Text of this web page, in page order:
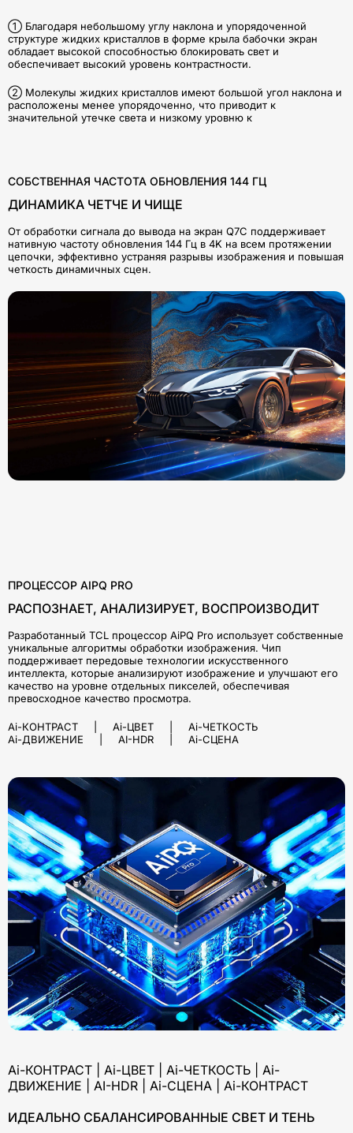
① Благодаря небольшому углу наклона и упорядоченной
структуре жидких кристаллов в форме крыла бабочки экран
обладает высокой способностью блокировать свет и
обеспечивает высокий уровень контрастности.
② Молекулы жидких кристаллов имеют большой угол наклона и
расположены менее упорядоченно, что приводит к
значительной утечке света и низкому уровню к
СОБСТВЕННАЯ ЧАСТОТА ОБНОВЛЕНИЯ 144 ГЦ
ДИНАМИКА ЧЕТЧЕ И ЧИЩЕ
От обработки сигнала до вывода на экран Q7C поддерживает
нативную частоту обновления 144 Гц в 4K на всем протяжении
цепочки, эффективно устраняя разрывы изображения и повышая
четкость динамичных сцен.
ПРОЦЕССОР AIPQ PRO
РАСПОЗНАЕТ, АНАЛИЗИРУЕТ, ВОСПРОИЗВОДИТ
Разработанный TCL процессор AiPQ Pro использует собственные
уникальные алгоритмы обработки изображения. Чип
поддерживает передовые технологии искусственного
интеллекта, которые анализируют изображение и улучшают его
качество на уровне отдельных пикселей, обеспечивая
превосходное качество просмотра.
Ai-КОНТРАСТ | Ai-ЦВЕТ | Ai-ЧЕТКОСТЬ
Ai-ДВИЖЕНИЕ | AI-HDR | Ai-СЦЕНА
Ai-КОНТРАСТ | Ai-ЦВЕТ | Ai-ЧЕТКОСТЬ | Ai-
ДВИЖЕНИЕ | AI-HDR | Ai-СЦЕНА | Ai-КОНТРАСТ
ИДЕАЛЬНО СБАЛАНСИРОВАННЫЕ СВЕТ И ТЕНЬ